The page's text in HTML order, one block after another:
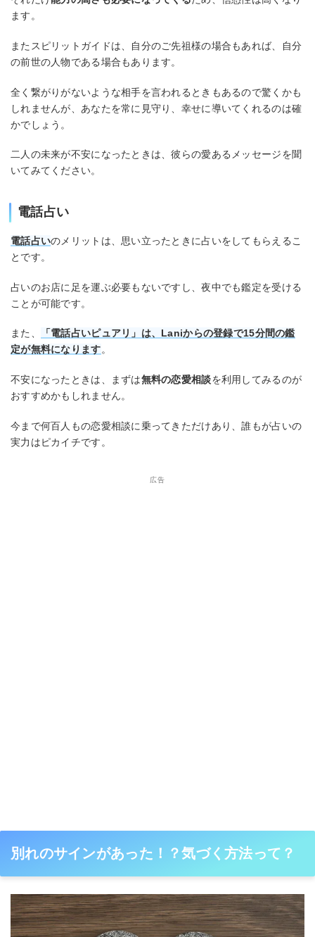
ます。
またスピリットガイドは、自分のご先祖様の場合もあれば、自分
の前世の人物である場合もあります。
全く繋がりがないような相手を言われるときもあるので驚くかも
しれませんが、あなたを常に見守り、幸せに導いてくれるのは確
かでしょう。
二人の未来が不安になったときは、彼らの愛あるメッセージを聞
いてみてください。
電話占い
電話占いのメリットは、思い立ったときに占いをしてもらえるこ
とです。
占いのお店に足を運ぶ必要もないですし、夜中でも鑑定を受ける
ことが可能です。
また、
「電話占いピュアリ」は、Laniからの登録で15分間の鑑
定が無料になります。
不安になったときは、まずは無料の恋愛相談を利用してみるのが
おすすめかもしれません。
今まで何百人もの恋愛相談に乗ってきただけあり、誰もが占いの
実力はピカイチです。
広告
別れのサインがあった！？気づく方法って？